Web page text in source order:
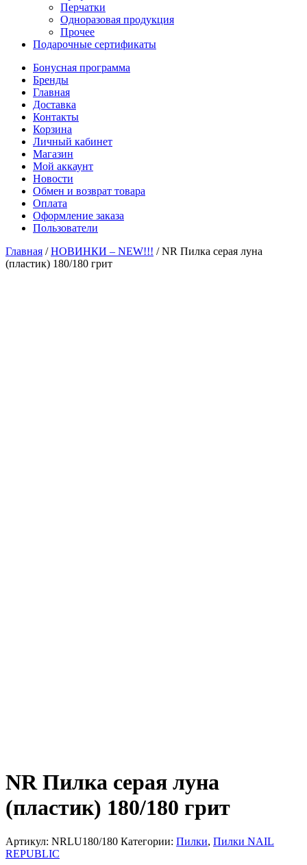
Перчатки
Одноразовая продукция
Прочее
Подарочные сертификаты
Бонусная программа
Бренды
Главная
Доставка
Контакты
Корзина
Личный кабинет
Магазин
Мой аккаунт
Новости
Обмен и возврат товара
Оплата
Оформление заказа
Пользователи
Главная /НОВИНКИ – NEW!!! /NR Пилка серая луна
(пластик) 180/180 грит
NR Пилка серая луна
(пластик) 180/180 грит
Артикул: NRLU180/180 Категории: Пилки, Пилки NAIL
REPUBLIC